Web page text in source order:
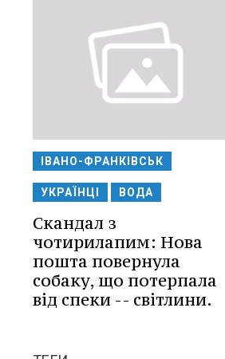
ІВАНО-ФРАНКІВСЬК
УКРАЇНЦІ ВОДА
Скандал з
чотирилапим: Нова
пошта повернула
собаку, що потерпала
від спеки -- світлини.